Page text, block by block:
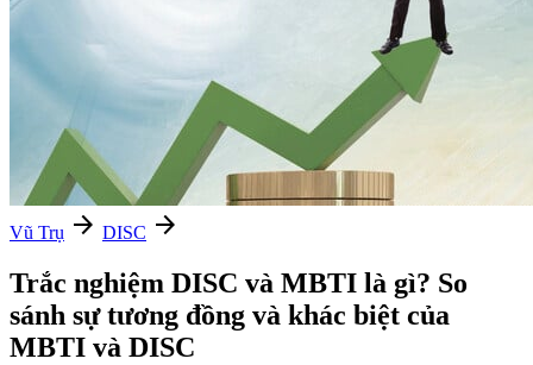
Vũ Trụ arrow_forward DISC arrow_forward
Trắc nghiệm DISC và MBTI là gì? So
sánh sự tương đồng và khác biệt của
MBTI và DISC